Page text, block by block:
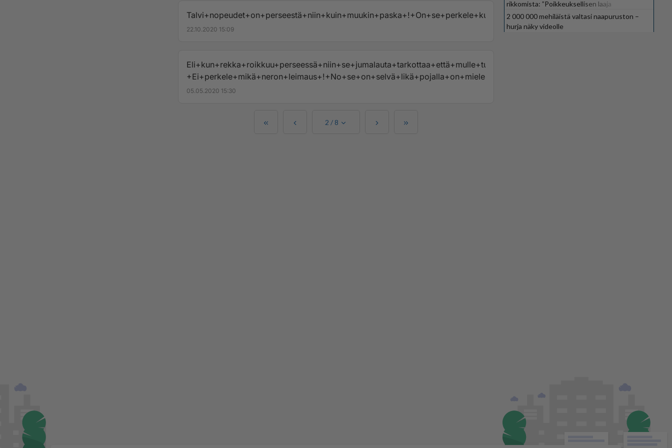
Talvi+nopeudet+on+perseestä+niin+kuin+muukin+paska+!+On+se+perkele+kun+niillä+pitää+liikenne+jumalauta+sotkea+!
22.10.2020 15:09
Eli+kun+rekka+roikkuu+perseessä+niin+se+jumalauta+tarkottaa+että+mulle+turvallisuus+ei+ole+tärkeää+?
05.05.2020 15:30
2 / 8
rikkomista: ”Poikkeuksellisen laaja
kokonaisuus”
2 000 000 mehiläistä valtasi naapuruston –
hurja näky videolle